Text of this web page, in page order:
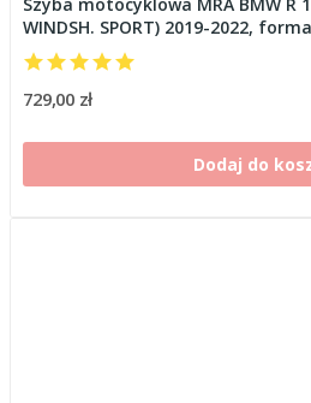
WINDSH. SPORT) 2019-2022,
729,00 zł
Dodaj do